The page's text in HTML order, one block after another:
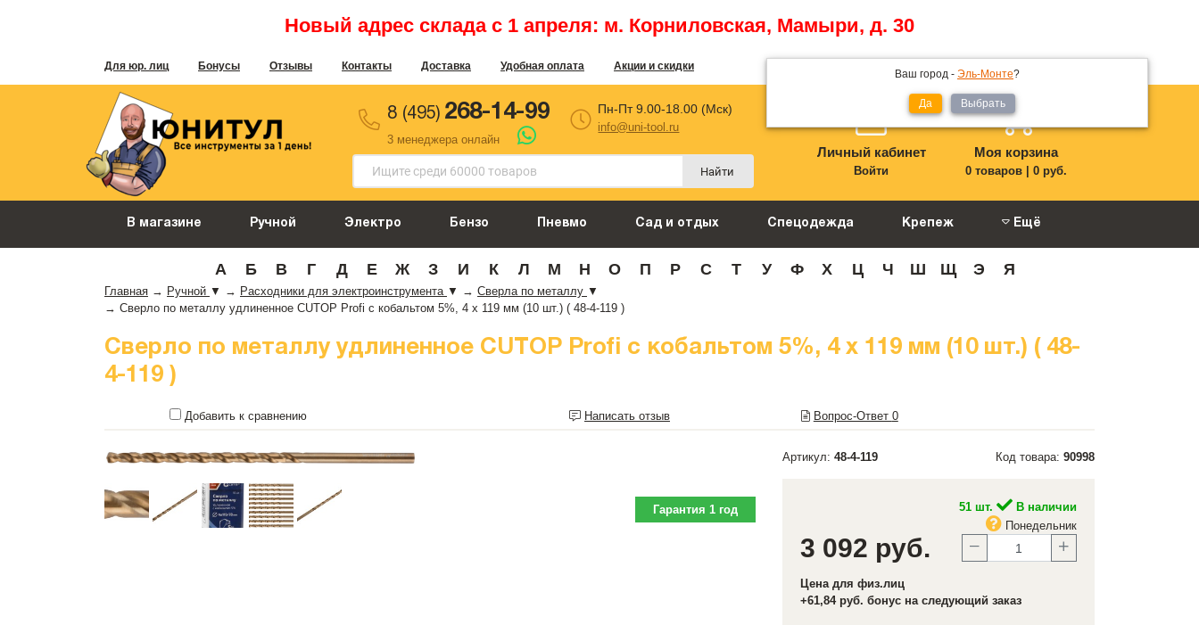
Новый адрес склада с 1 апреля: м. Корниловская, Мамыри, д. 30
Для юр. лиц Бонусы Отзывы Контакты Доставка Удобная оплата Акции и скидки
Ваш город - Эль-Монте?
Да Выбрать
8 (495) 268-14-99
3 менеджера онлайн
Пн-Пт 9.00-18.00 (Мск)
info@uni-tool.ru
Найти
Личный кабинет
Войти
Моя корзина
0 товаров| 0 руб.
В магазине Ручной Электро Бензо Пневмо Сад и отдых Спецодежда Крепеж Ещё
А Б В Г Д Е Ж З И К Л М Н О П Р С Т У Ф Х Ц Ч Ш Щ Э Я
Главная → Ручной ▼ → Расходники для электроинструмента ▼ → Сверла по металлу ▼
→ Сверло по металлу удлиненное CUTOP Profi с кобальтом 5%, 4 х 119 мм (10 шт.) ( 48-4-119 )
Сверло по металлу удлиненное CUTOP Profi с кобальтом 5%, 4 х 119 мм (10 шт.) ( 48-
4-119 )
Добавить к сравнению Написать отзыв Вопрос-Ответ 0
Артикул: 48-4-119 Код товара: 90998
Гарантия 1 год 51 шт.
В наличии
Понедельник
3 092 руб.
Цена для физ.лиц
+61,84 руб. бонус на следующий заказ